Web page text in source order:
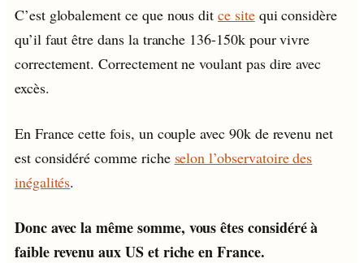
C’est globalement ce que nous ditce sitequi considère
qu’il faut être dans la tranche 136-150k pour vivre
correctement. Correctement ne voulant pas dire avec
excès.
En France cette fois, un couple avec 90k de revenu net
est considéré comme riche selon l’observatoire des
inégalités.
Donc avec la même somme, vous êtes considéré à
faible revenu aux US et riche en France.